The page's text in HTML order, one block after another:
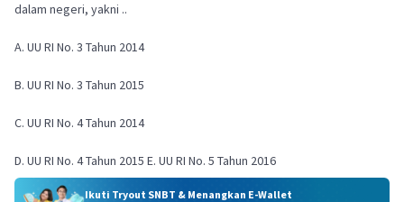
dalam negeri, yakni ..
A. UU RI No. 3 Tahun 2014
B. UU RI No. 3 Tahun 2015
C. UU RI No. 4 Tahun 2014
D. UU RI No. 4 Tahun 2015 E. UU RI No. 5 Tahun 2016
Ikuti Tryout SNBT & Menangkan E-Wallet